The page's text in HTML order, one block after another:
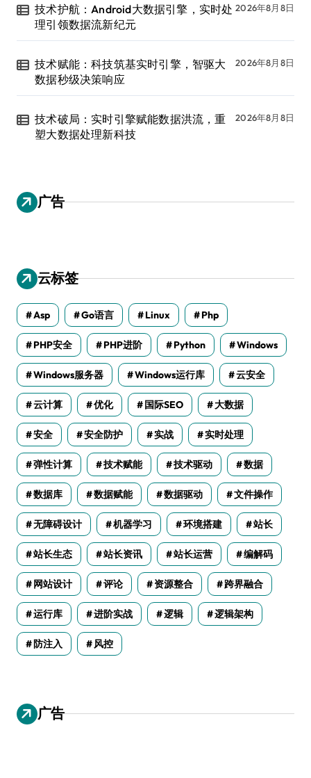
技术护航：Android大数据引擎，实时处
理引领数据流新纪元
2026年8月8日
技术赋能：科技筑基实时引擎，智驱大
数据秒级决策响应
2026年8月8日
技术破局：实时引擎赋能数据洪流，重
塑大数据处理新科技
2026年8月8日
广告
云标签
Asp Go语言 Linux Php
PHP安全 PHP进阶 Python Windows
Windows服务器 Windows运行库 云安全
云计算 优化 国际SEO 大数据
安全 安全防护 实战 实时处理
弹性计算 技术赋能 技术驱动 数据
数据库 数据赋能 数据驱动 文件操作
无障碍设计 机器学习 环境搭建 站长
站长生态 站长资讯 站长运营 编解码
网站设计 评论 资源整合 跨界融合
运行库 进阶实战 逻辑 逻辑架构
防注入 风控
广告